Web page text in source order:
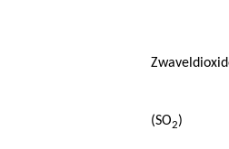
(SO2)